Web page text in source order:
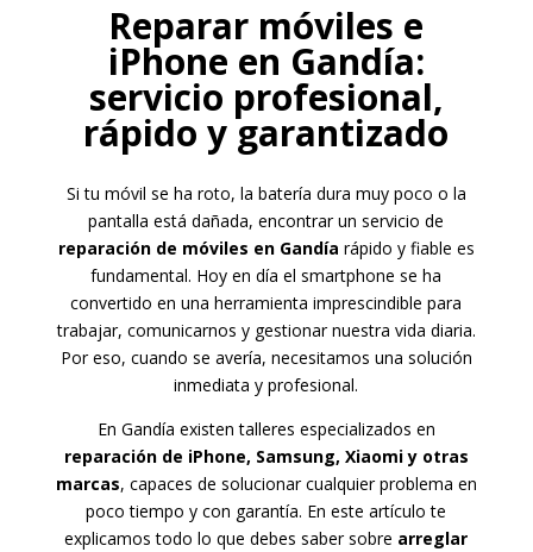
Reparar móviles e
iPhone en Gandía:
servicio profesional,
rápido y garantizado
Si tu móvil se ha roto, la batería dura muy poco o la
pantalla está dañada, encontrar un servicio de
reparación de móviles en Gandía rápido y fiable es
fundamental. Hoy en día el smartphone se ha
convertido en una herramienta imprescindible para
trabajar, comunicarnos y gestionar nuestra vida diaria.
Por eso, cuando se avería, necesitamos una solución
inmediata y profesional.
En Gandía existen talleres especializados en
reparación de iPhone, Samsung, Xiaomi y otras
marcas, capaces de solucionar cualquier problema en
poco tiempo y con garantía. En este artículo te
explicamos todo lo que debes saber sobre arreglar